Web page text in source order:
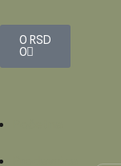
0 RSD
0